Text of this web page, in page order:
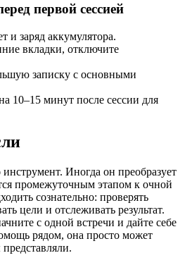
первой сессией
и заряд аккумулятора.
вкладки, отключите
записку с основными
10–15 минут после сессии для
Иногда он преобразует
промежуточным этапом к очной
сознательно: проверять
цели и отслеживать результат.
с одной встречи и дайте себе
рядом, она просто может